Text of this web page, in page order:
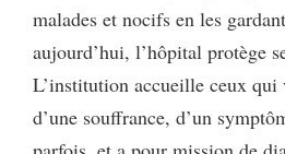
malades et nocifs en les
aujourd’hui, l’hôpital protège
L’institution accueille ceux
d’une souffrance, d’un